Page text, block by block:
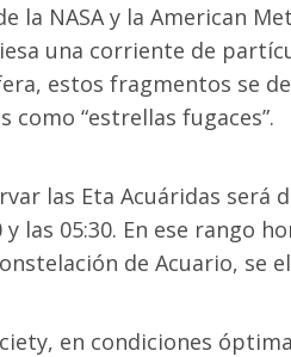
la NASA y la American
una corriente de
estos fragmentos se
“estrellas fugaces”.
las Eta Acuáridas será
las 05:30. En ese rango
de Acuario, se
en condiciones